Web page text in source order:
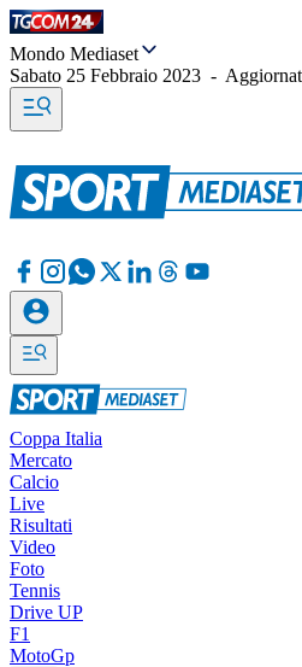
Mondo Mediaset
Sabato 25 Febbraio 2023 -
Coppa Italia
Mercato
Calcio
Live
Risultati
Video
Foto
Tennis
Drive UP
F1
MotoGp